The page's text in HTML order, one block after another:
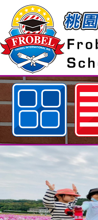
歡迎參觀：桃